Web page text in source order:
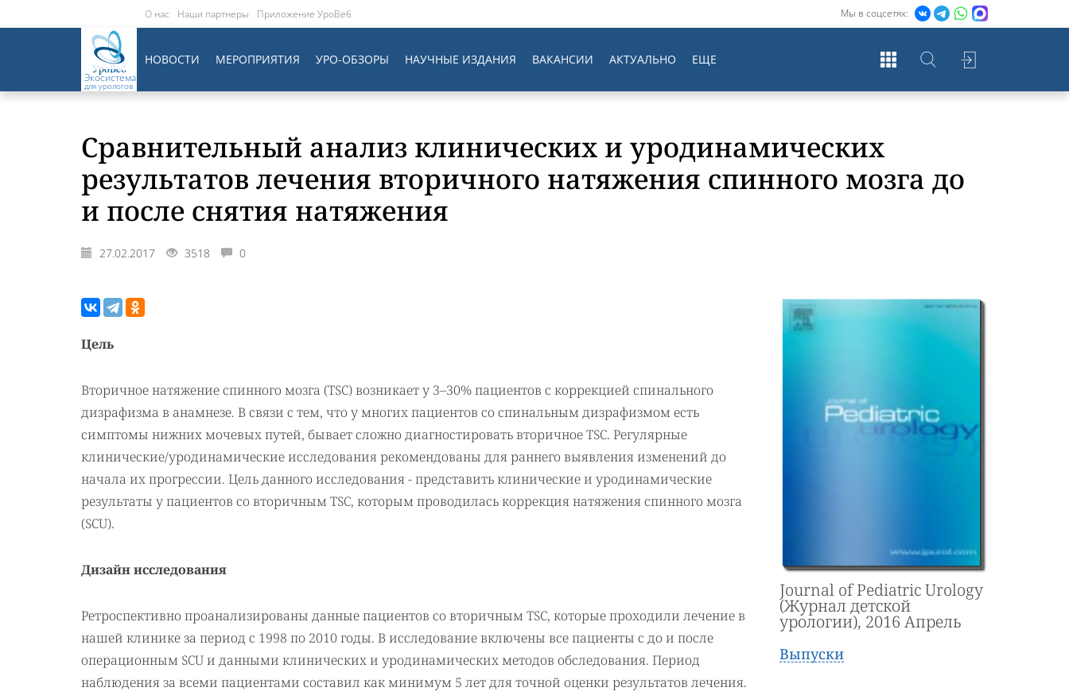
Мы в соцсетях:
О нас Наши партнеры Приложение УроВеб
Экосистема
для урологов
НОВОСТИ МЕРОПРИЯТИЯ УРО-ОБЗОРЫ НАУЧНЫЕ ИЗДАНИЯ ВАКАНСИИ АКТУАЛЬНО ЕЩЕ
Сравнительный анализ клинических и уродинамических
результатов лечения вторичного натяжения спинного мозга до
и после снятия натяжения
27.02.2017 3518 0
Цель
Вторичное натяжение спинного мозга (TSC) возникает у 3–30% пациентов с коррекцией спинального
дизрафизма в анамнезе. В связи с тем, что у многих пациентов со спинальным дизрафизмом есть
симптомы нижних мочевых путей, бывает сложно диагностировать вторичное TSC. Регулярные
клинические/уродинамические исследования рекомендованы для раннего выявления изменений до
начала их прогрессии. Цель данного исследования - представить клинические и уродинамические
результаты у пациентов со вторичным TSC, которым проводилась коррекция натяжения спинного мозга
(SCU).
Дизайн исследования
Ретроспективно проанализированы данные пациентов со вторичным TSC, которые проходили лечение в
нашей клинике за период с 1998 по 2010 годы. В исследование включены все пациенты с до и после
операционным SCU и данными клинических и уродинамических методов обследования. Период
наблюдения за всеми пациентами составил как минимум 5 лет для точной оценки результатов лечения.
Journal of Pediatric Urology
(Журнал детской
урологии), 2016 Апрель
Выпуски